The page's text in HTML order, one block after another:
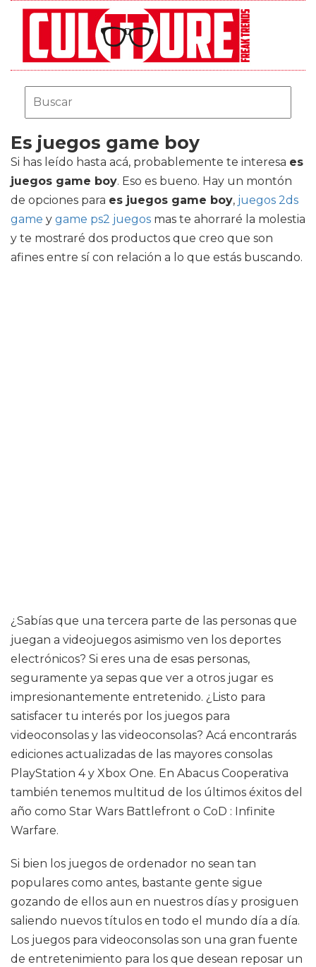
Es juegos game boy
Si has leído hasta acá, probablemente te interesa es
juegos game boy. Eso es bueno. Hay un montón
de opciones para es juegos game boy, juegos 2ds
game y game ps2 juegos mas te ahorraré la molestia
y te mostraré dos productos que creo que son
afines entre sí con relación a lo que estás buscando.
¿Sabías que una tercera parte de las personas que
juegan a videojuegos asimismo ven los deportes
electrónicos? Si eres una de esas personas,
seguramente ya sepas que ver a otros jugar es
impresionantemente entretenido. ¿Listo para
satisfacer tu interés por los juegos para
videoconsolas y las videoconsolas? Acá encontrarás
ediciones actualizadas de las mayores consolas
PlayStation 4 y Xbox One. En Abacus Cooperativa
también tenemos multitud de los últimos éxitos del
año como Star Wars Battlefront o CoD : Infinite
Warfare.
Si bien los juegos de ordenador no sean tan
populares como antes, bastante gente sigue
gozando de ellos aun en nuestros días y prosiguen
saliendo nuevos títulos en todo el mundo día a día.
Los juegos para videoconsolas son una gran fuente
de entretenimiento para los que desean reposar un